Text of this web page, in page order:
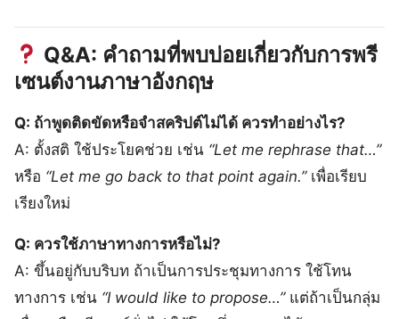
Q&A: คำถามที่พบบ่อยเกี่ยวกับการพรี
เซนต์งานภาษาอังกฤษ
Q: ถ้าพูดติดขัดหรือจำสคริปต์ไม่ได้ ควรทำอย่างไร?
A: ตั้งสติ ใช้ประโยคช่วย เช่น “Let me rephrase that…”
หรือ “Let me go back to that point again.”เพื่อเรียบ
เรียงใหม่
Q: ควรใช้ภาษาทางการหรือไม่?
A: ขึ้นอยู่กับบริบท ถ้าเป็นการประชุมทางการ ใช้โทน
ทางการ เช่น “I would like to propose…”แต่ถ้าเป็นกลุ่ม